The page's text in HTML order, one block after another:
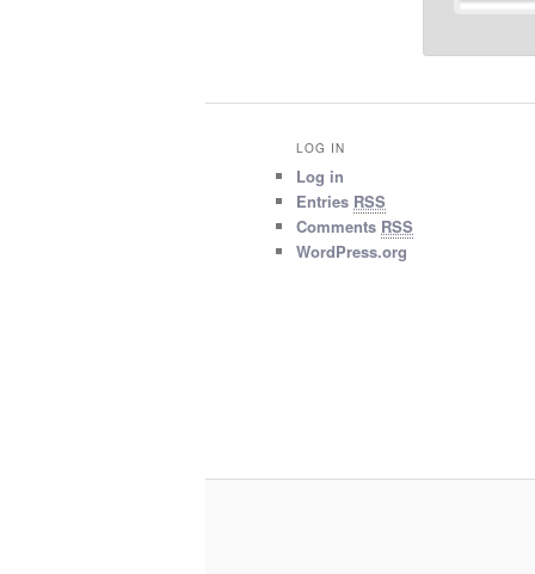
LOG IN
Log in
Entries RSS
Comments RSS
WordPress.org